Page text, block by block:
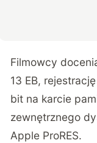
Filmowcy
13 EB,
bit na karcie
zewnętrznego
Apple ProRES.